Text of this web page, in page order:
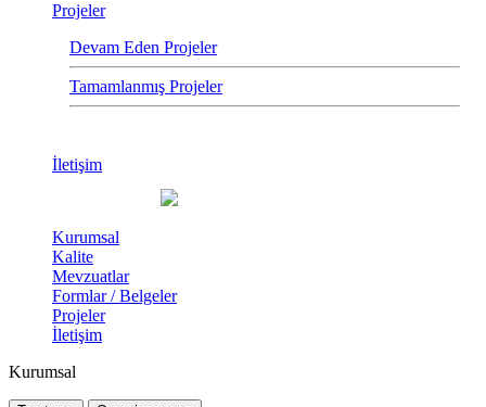
Projeler
Devam Eden Projeler
Tamamlanmış Projeler
İletişim
Kurumsal
Kalite
Mevzuatlar
Formlar / Belgeler
Projeler
İletişim
Kurumsal